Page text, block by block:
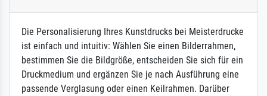
Die Personalisierung Ihres Kunstdrucks bei Meisterdrucke
ist einfach und intuitiv: Wählen Sie einen Bilderrahmen,
bestimmen Sie die Bildgröße, entscheiden Sie sich für ein
Druckmedium und ergänzen Sie je nach Ausführung eine
passende Verglasung oder einen Keilrahmen. Darüber